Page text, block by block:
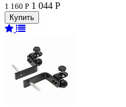
1 160 Р 1 044 Р